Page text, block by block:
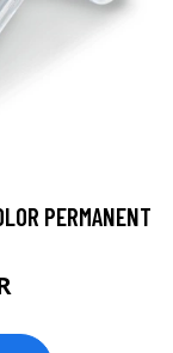
PERMANENT